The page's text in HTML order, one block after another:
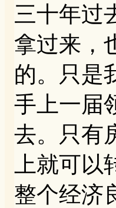
三十年过
拿过来，
的。只是
手上一届
去。只有
上就可
整个经济